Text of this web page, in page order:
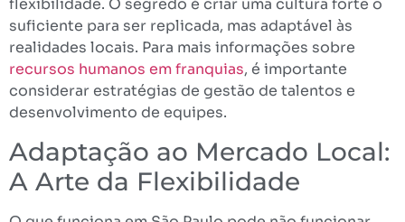
flexibilidade. O segredo é criar uma cultura forte o
suficiente para ser replicada, mas adaptável às
realidades locais. Para mais informações sobre
recursos humanos em franquias, é importante
considerar estratégias de gestão de talentos e
desenvolvimento de equipes.
Adaptação ao Mercado Local:
A Arte da Flexibilidade